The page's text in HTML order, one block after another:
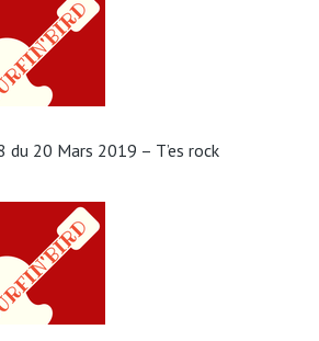
du 20 Mars 2019 – T’es rock